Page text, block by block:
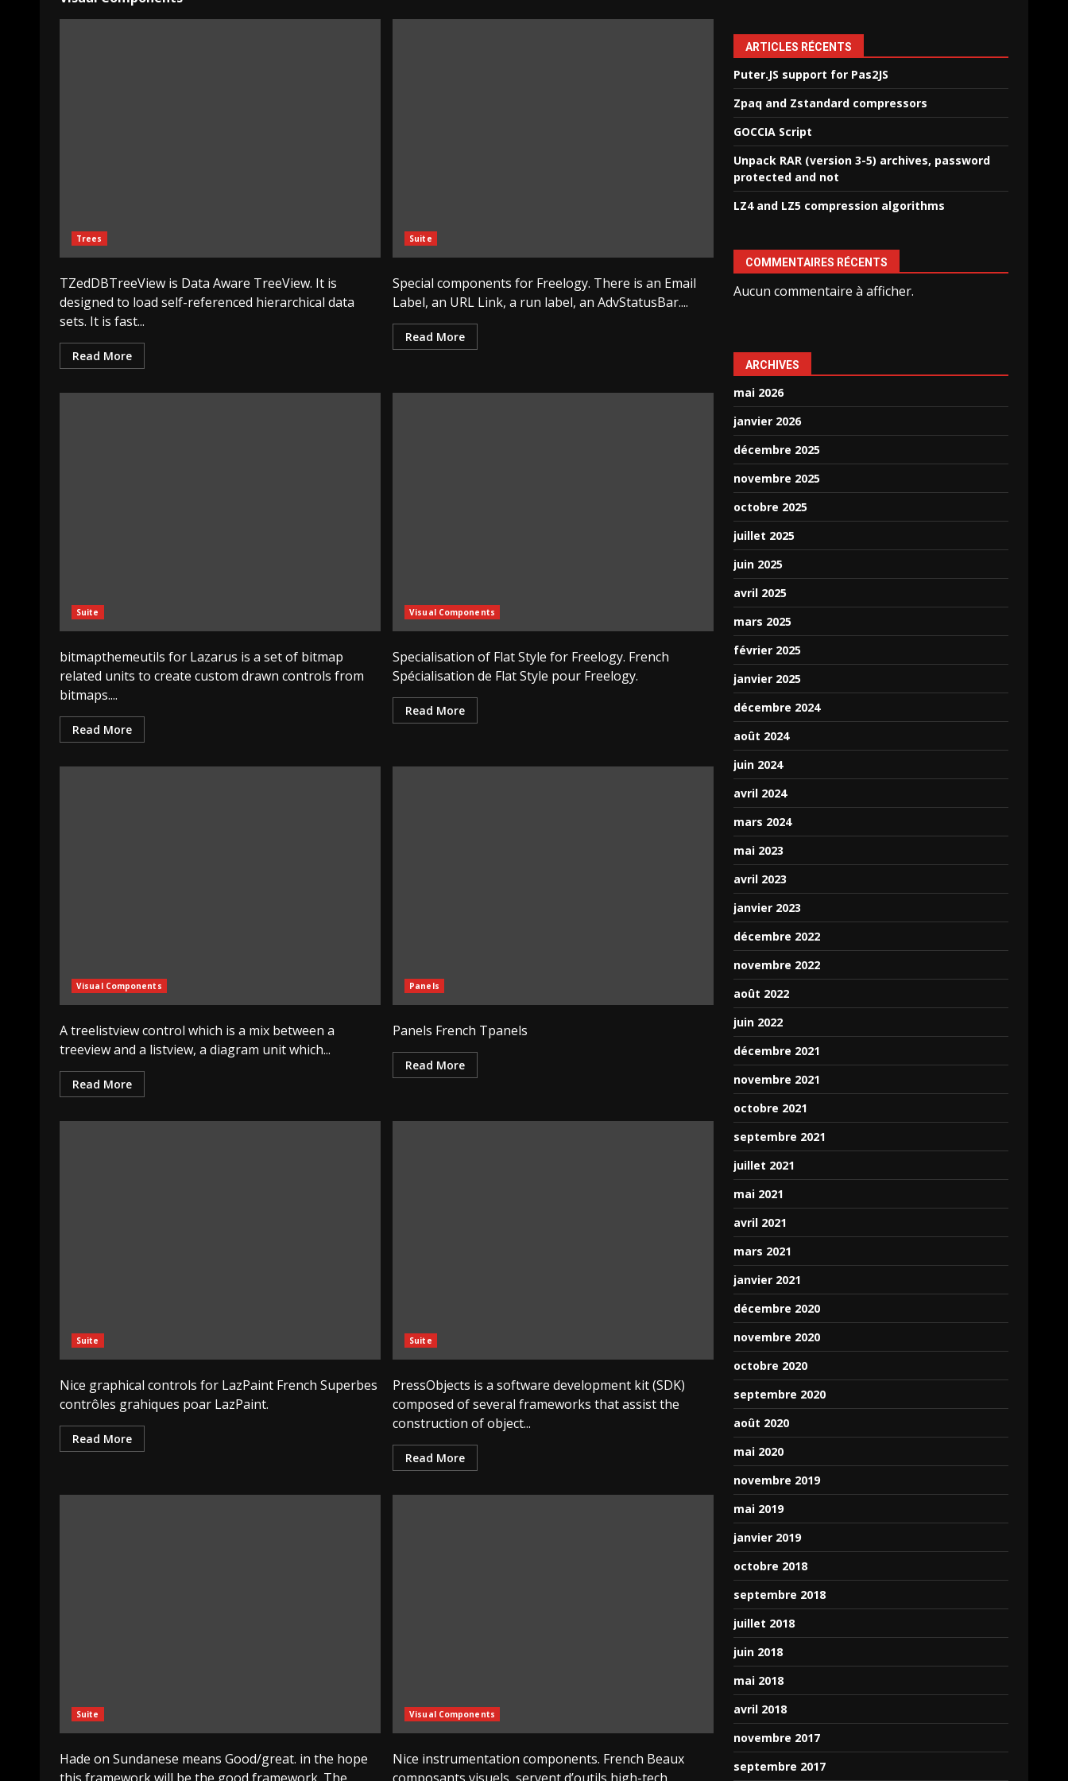
Trees
TZedDBTreeView is Data Aware TreeView. It is
designed to load self-referenced hierarchical data
sets. It is fast...
Read More
Suite
Special components for Freelogy. There is an Email
Label, an URL Link, a run label, an AdvStatusBar....
Read More
Suite
bitmapthemeutils for Lazarus is a set of bitmap
related units to create custom drawn controls from
bitmaps....
Read More
Visual Components
Specialisation of Flat Style for Freelogy. French
Spécialisation de Flat Style pour Freelogy.
Read More
Visual Components
A treelistview control which is a mix between a
treeview and a listview, a diagram unit which...
Read More
Panels
Panels French Tpanels
Read More
Suite
Nice graphical controls for LazPaint French Superbes
contrôles grahiques poar LazPaint.
Read More
Suite
PressObjects is a software development kit (SDK)
composed of several frameworks that assist the
construction of object...
Read More
Suite
Hade on Sundanese means Good/great. in the hope
Visual Components
Nice instrumentation components. French Beaux
ARTICLES RÉCENTS
Puter.JS support for Pas2JS
Zpaq and Zstandard compressors
GOCCIA Script
Unpack RAR (version 3-5) archives, password
protected and not
LZ4 and LZ5 compression algorithms
COMMENTAIRES RÉCENTS
Aucun commentaire à afficher.
ARCHIVES
mai 2026
janvier 2026
décembre 2025
novembre 2025
octobre 2025
juillet 2025
juin 2025
avril 2025
mars 2025
février 2025
janvier 2025
décembre 2024
août 2024
juin 2024
avril 2024
mars 2024
mai 2023
avril 2023
janvier 2023
décembre 2022
novembre 2022
août 2022
juin 2022
décembre 2021
novembre 2021
octobre 2021
septembre 2021
juillet 2021
mai 2021
avril 2021
mars 2021
janvier 2021
décembre 2020
novembre 2020
octobre 2020
septembre 2020
août 2020
mai 2020
novembre 2019
mai 2019
janvier 2019
octobre 2018
septembre 2018
juillet 2018
juin 2018
mai 2018
avril 2018
novembre 2017
septembre 2017